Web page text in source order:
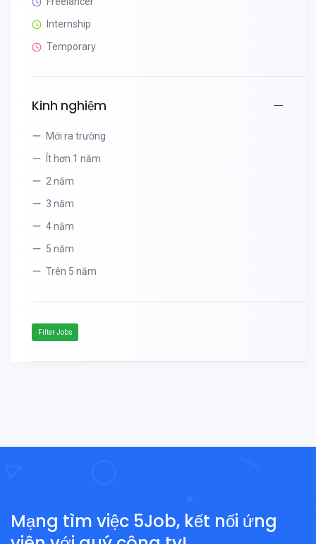
Internship
Temporary
Kinh nghiệm
Mới ra trường
Ít hơn 1 năm
2 năm
3 năm
4 năm
5 năm
Trên 5 năm
Filter Jobs
Mạng tìm việc 5Job, kết nối ứng